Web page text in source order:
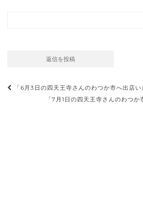
投「6月3日の四天王寺さんのわつか市へ出店い
「7月1日の四天王寺さんのわつ